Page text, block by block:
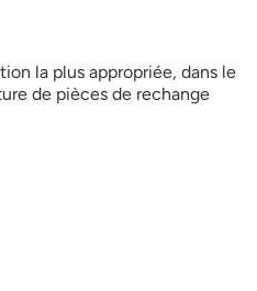
la plus appropriée, dans le
de pièces de rechange